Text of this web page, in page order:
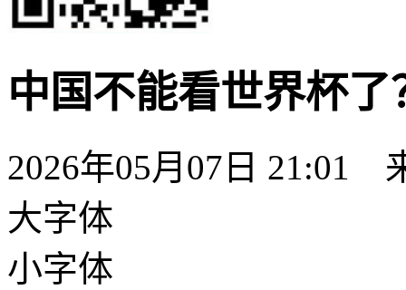
中国不能看世界杯了
2026年05月07日 21:01
大字体
小字体